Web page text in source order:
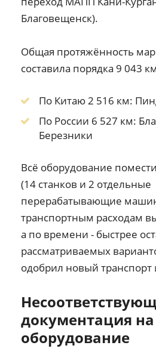
Благовещенск).
Общая протяжённость
составила порядка 9 043
По Китаю 2 516 км:
По России 6 527 км:
Березники
Всё оборудование
(14 станков и 2 отдельные
перерабатывающие
транспортным расходам
а по времени - быстрее
рассматриваемых
одобрил новый
документация на
оборудование